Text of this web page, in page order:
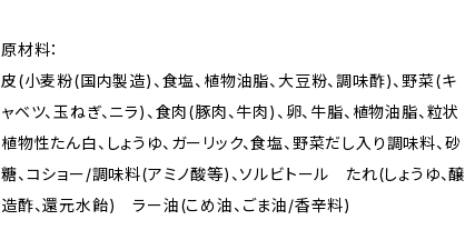
原材料：
皮(小麦粉(国内製造)、食塩、植物油脂、大豆粉、調味酢)、野菜(キ
ャベツ、玉ねぎ、ニラ)、食肉(豚肉、牛肉)、卵、牛脂、植物油脂、粒状
植物性たん白、しょうゆ、ガーリック、食塩、野菜だし入り調味料、砂
糖、コショー/調味料(アミノ酸等)、ソルビトール たれ(しょうゆ、醸
造酢、還元水飴) ラー油(こめ油、ごま油/香辛料)